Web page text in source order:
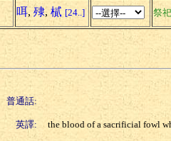
咡, 殔, 樲 [24..] 祭
普通話:
英譯: the blood of a sacrificial fowl